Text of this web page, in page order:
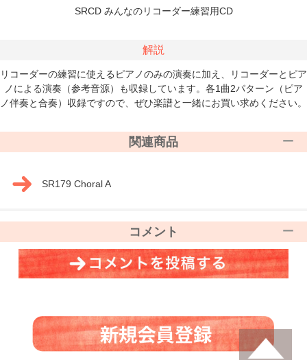
SRCD みんなのリコーダー練習用CD
解説
リコーダーの練習に使えるピアノのみの演奏に加え、リコーダーとピア
ノによる演奏（参考音源）も収録しています。各1曲2パターン（ピア
ノ伴奏と合奏）収録ですので、ぜひ楽譜と一緒にお買い求めください。
関連商品
SR179 Choral A
コメント